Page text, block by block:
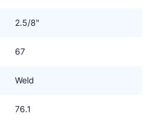
R744. Heb je een filterhuis nodig
zuigfilterpatroon (type C).
die onder Polyhedra
je R290, dan moet je een
2.5/8"
67
Weld
76.1